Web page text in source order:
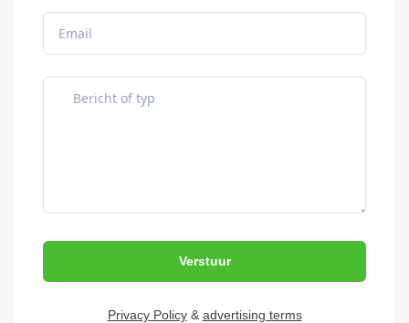
Verstuur
Privacy Policy& advertising terms